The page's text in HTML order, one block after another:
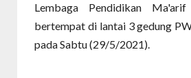
Lembaga Pendidikan
bertempat di lantai 3 gedung
pada Sabtu (29/5/2021).